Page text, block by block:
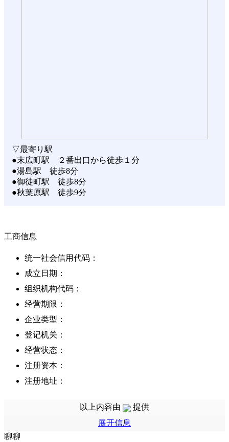
▽最寄り駅
●末広町駅 ２番出口から徒歩１分
●湯島駅 徒歩8分
●御徒町駅 徒歩8分
●秋葉原駅 徒歩9分
工商信息
统一社会信用代码：
成立日期：
组织机构代码：
经营期限：
企业类型：
登记机关：
经营状态：
注册资本：
注册地址：
以上内容由
提供
展开信息
聊聊